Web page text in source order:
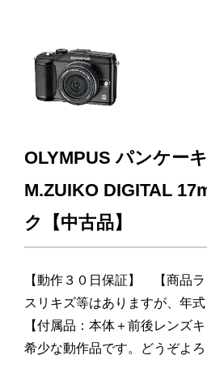
OLYMPUS パンケー
M.ZUIKO DIGITAL
ク【中古品】
【動作３０日保証】 【商品
スリキズ等はありますが、年
【付属品：本体＋前後レンズ
希少な動作品です。どうぞよ